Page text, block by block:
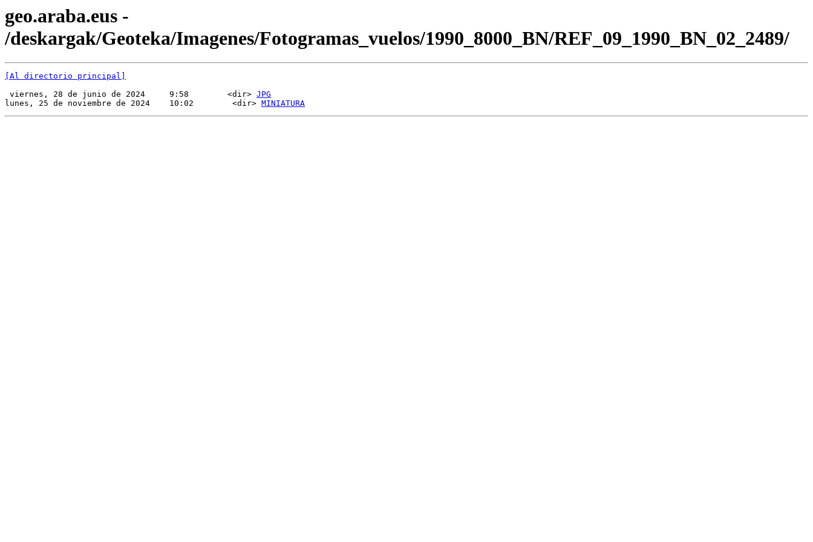
geo.araba.eus -
/deskargak/Geoteka/Imagenes/Fotogramas_vuelos/1990_8000_BN/REF_09_1990_BN_02_2489/
[Al directorio principal]
viernes, 28 de junio de 2024     9:58        <dir> JPG
lunes, 25 de noviembre de 2024    10:02        <dir> MINIATURA